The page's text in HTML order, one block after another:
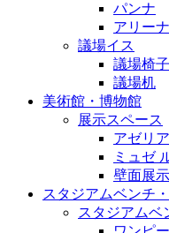
パンナ
アリー
議場イス
議場椅子
議場机
美術館・博物館
展示スペース
アゼリア
ミュゼ
壁面展
スタジアムベンチ
スタジアムベ